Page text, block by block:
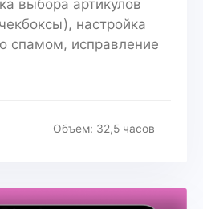
выбора артикулов
настройка
спамом, исправление
Объем: 32,5 часов